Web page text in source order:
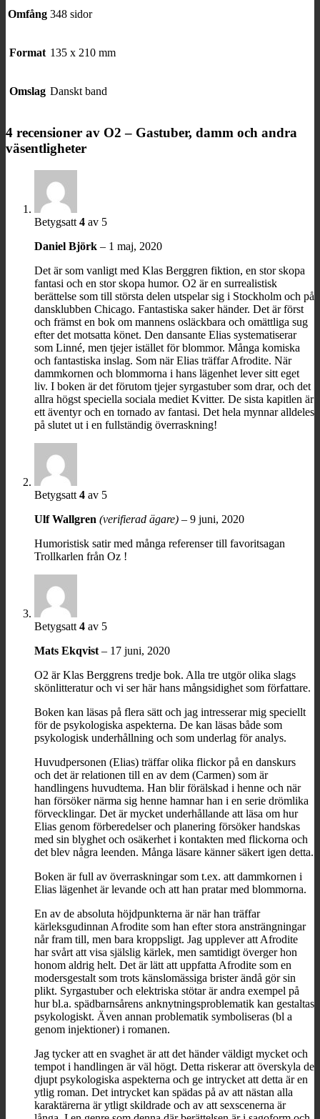
Omfång 348 sidor
Format 135 x 210 mm
Omslag Danskt band
4 recensioner av O2 – Gastuber, damm och andra
väsentligheter
Betygsatt 4 av 5
Daniel Björk – 1 maj, 2020
Det är som vanligt med Klas Berggren fiktion, en stor skopa
fantasi och en stor skopa humor. O2 är en surrealistisk
berättelse som till största delen utspelar sig i Stockholm och på
dansklubben Chicago. Fantastiska saker händer. Det är först
och främst en bok om mannens osläckbara och omättliga sug
efter det motsatta könet. Den dansante Elias systematiserar
som Linné, men tjejer istället för blommor. Många komiska
och fantastiska inslag. Som när Elias träffar Afrodite. När
dammkornen och blommorna i hans lägenhet lever sitt eget
liv. I boken är det förutom tjejer syrgastuber som drar, och det
allra högst speciella sociala mediet Kvitter. De sista kapitlen är
ett äventyr och en tornado av fantasi. Det hela mynnar alldeles
på slutet ut i en fullständig överraskning!
Betygsatt 4 av 5
Ulf Wallgren (verifierad ägare) – 9 juni, 2020
Humoristisk satir med många referenser till favoritsagan
Trollkarlen från Oz !
Betygsatt 4 av 5
Mats Ekqvist – 17 juni, 2020
O2 är Klas Berggrens tredje bok. Alla tre utgör olika slags
skönlitteratur och vi ser här hans mångsidighet som författare.
Boken kan läsas på flera sätt och jag intresserar mig speciellt
för de psykologiska aspekterna. De kan läsas både som
psykologisk underhållning och som underlag för analys.
Huvudpersonen (Elias) träffar olika flickor på en danskurs
och det är relationen till en av dem (Carmen) som är
handlingens huvudtema. Han blir förälskad i henne och när
han försöker närma sig henne hamnar han i en serie drömlika
förvecklingar. Det är mycket underhållande att läsa om hur
Elias genom förberedelser och planering försöker handskas
med sin blyghet och osäkerhet i kontakten med flickorna och
det blev några leenden. Många läsare känner säkert igen detta.
Boken är full av överraskningar som t.ex. att dammkornen i
Elias lägenhet är levande och att han pratar med blommorna.
En av de absoluta höjdpunkterna är när han träffar
kärleksgudinnan Afrodite som han efter stora ansträngningar
når fram till, men bara kroppsligt. Jag upplever att Afrodite
har svårt att visa själslig kärlek, men samtidigt överger hon
honom aldrig helt. Det är lätt att uppfatta Afrodite som en
modersgestalt som trots känslomässiga brister ändå gör sin
plikt. Syrgastuber och elektriska stötar är andra exempel på
hur bl.a. spädbarnsårens anknytningsproblematik kan gestaltas
psykologiskt. Även annan problematik symboliseras (bl a
genom injektioner) i romanen.
Jag tycker att en svaghet är att det händer väldigt mycket och
tempot i handlingen är väl högt. Detta riskerar att överskyla de
djupt psykologiska aspekterna och ge intrycket att detta är en
ytlig roman. Det intrycket kan spädas på av att nästan alla
karaktärerna är ytligt skildrade och av att sexscenerna är